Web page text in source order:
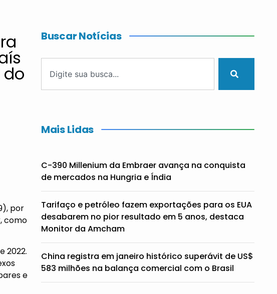
por
como
2022.
e
Buscar Notícias
Mais Lidas
C-390 Millenium da Embraer avança na conquista
de mercados na Hungria e Índia
Tarifaço e petróleo fazem exportações para os EUA
desabarem no pior resultado em 5 anos, destaca
Monitor da Amcham
China registra em janeiro histórico superávit de US$
583 milhões na balança comercial com o Brasil